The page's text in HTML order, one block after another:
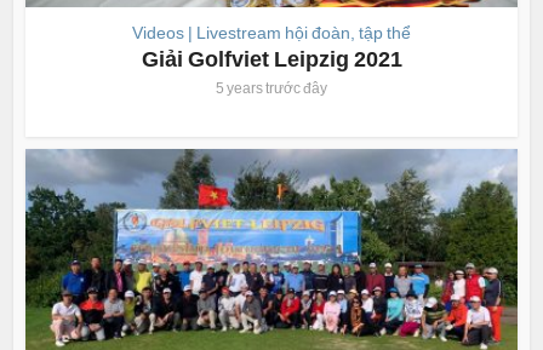
Videos | Livestream hội đoàn, tập thể
Giải Golfviet Leipzig 2021
5 years trước đây